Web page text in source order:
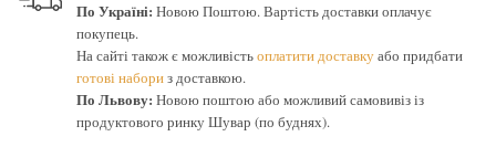
По Україні: Новою Поштою. Вартість доставки оплачує
покупець.
На сайті також є можливістьоплатити доставкуабо придбати
готові набориз доставкою.
По Львову: Новою поштою або можливий самовивіз із
продуктового ринку Шувар (по буднях).